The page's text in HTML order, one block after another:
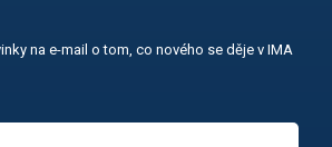
na e-mail o tom, co nového se děje v IMA